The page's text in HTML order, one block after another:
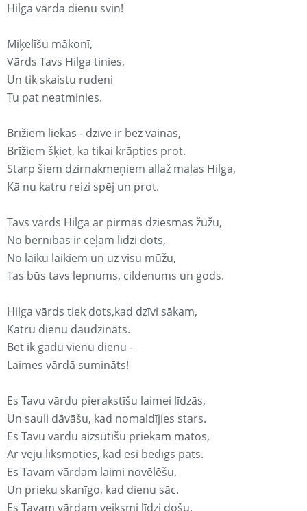
Hilga vārda dienu svin!
Miķelīšu mākonī,
Vārds Tavs Hilga tinies,
Un tik skaistu rudeni
Tu pat neatminies.
Brīžiem liekas - dzīve ir bez vainas,
Brīžiem šķiet, ka tikai krāpties prot.
Starp šiem dzirnakmeņiem allaž maļas Hilga,
Kā nu katru reizi spēj un prot.
Tavs vārds Hilga ar pirmās dziesmas žūžu,
No bērnības ir ceļam līdzi dots,
No laiku laikiem un uz visu mūžu,
Tas būs tavs lepnums, cildenums un gods.
Hilga vārds tiek dots,kad dzīvi sākam,
Katru dienu daudzināts.
Bet ik gadu vienu dienu -
Laimes vārdā sumināts!
Es Tavu vārdu pierakstīšu laimei līdzās,
Un sauli dāvāšu, kad nomaldījies stars.
Es Tavu vārdu aizsūtīšu priekam matos,
Ar vēju līksmoties, kad esi bēdīgs pats.
Es Tavam vārdam laimi novēlēšu,
Un prieku skanīgo, kad dienu sāc.
Es Tavam vārdam veiksmi līdzi došu,